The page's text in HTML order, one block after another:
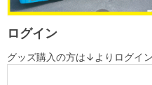
ログイン
グッズ購入の方は↓よりログイ